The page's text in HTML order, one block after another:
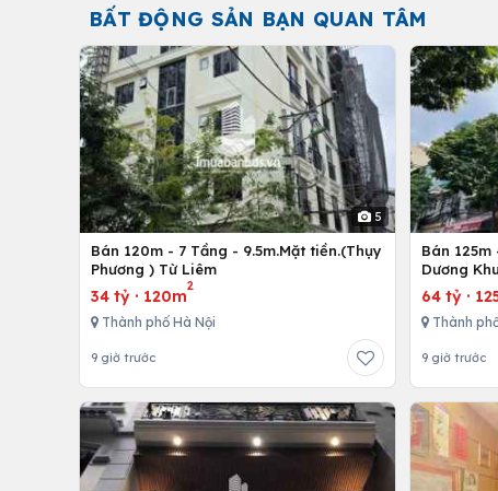
BẤT ĐỘNG SẢN BẠN QUAN TÂM
5
Bán 120m - 7 Tầng - 9.5m.Mặt tiền.(Thụy
Phương ) Từ Liêm
34 tỷ · 120m
2
Thành phố Hà Nội
9 giờ trước
Bán
Dương
64 tỷ ·
Thành
9 giờ trước